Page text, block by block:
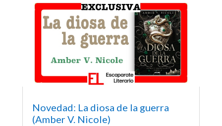
Novedad: La diosa de la guerra
(Amber V. Nicole)